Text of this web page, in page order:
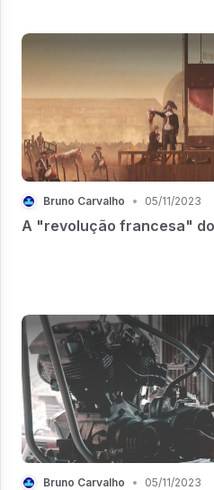
Bruno Carvalho • 05/11/2023
A "revolução francesa"
Bruno Carvalho • 05/11/2023